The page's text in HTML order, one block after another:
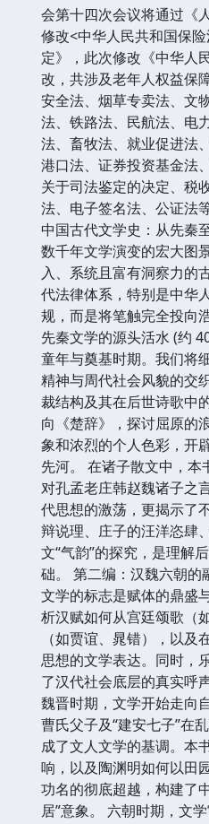
会第十四次会议将通过《
修改<中华人民共和国保
定》，此次修改《中华人
改，共涉及老年人权益保
安全法、烟草专卖法、文
法、铁路法、民航法、电
法、畜牧法、就业促进法
港口法、证券投资基金法
关于司法鉴定的决定、税
法、电子签名法、公证法
中国古代文学史：从先秦
数千年文学演变的宏大图
入、系统且富有洞察力的
代法律体系，特别是中华
规，而是将笔触完全投向
先秦文学的源头活水 (约
童年与奠基时期。我们将
精神与周代社会风貌的交
裁结构及其在后世诗歌中
向《楚辞》，探讨屈原的
象和浓烈的个人色彩，开
先河。 在诸子散文中，本
对孔孟老庄韩赵魏诸子之
代思想的激荡，更揭示了
辩说理、庄子的汪洋恣肆
文“气韵”的探究，是理解
础。 第二编：汉魏六朝的
文学的标志是赋体的鼎盛
析汉赋如何从宫廷颂歌（
（如贾谊、晁错），以
思想的文学表达。同时，
了汉代社会底层的真实呼
魏晋时期，文学开始走向
曹氏父子及“建安七子”在
成了文人文学的基调。本
响，以及陶渊明如何以田
功名的彻底超越，构建了
居”意象。 六朝时期，文